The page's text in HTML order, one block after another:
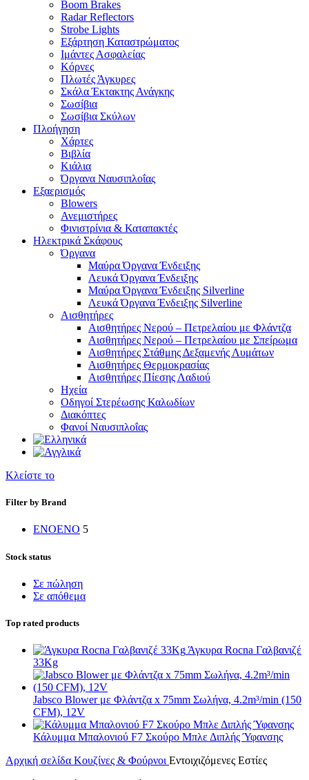
Boom Brakes
Radar Reflectors
Strobe Lights
Εξάρτηση Καταστρώματος
Ιμάντες Ασφαλείας
Κόρνες
Πλωτές Άγκυρες
Σκάλα Έκτακτης Ανάγκης
Σωσίβια
Σωσίβια Σκύλων
Πλοήγηση
Χάρτες
Βιβλία
Κιάλια
Όργανα Ναυσιπλοΐας
Εξαερισμός
Blowers
Ανεμιστήρες
Φινιστρίνια & Καταπακτές
Ηλεκτρικά Σκάφους
Όργανα
Μαύρα Όργανα Ένδειξης
Λευκά Όργανα Ένδειξης
Μαύρα Όργανα Ένδειξης Silverline
Λευκά Όργανα Ένδειξης Silverline
Αισθητήρες
Αισθητήρες Νερού – Πετρελαίου με Φλάντζα
Αισθητήρες Νερού – Πετρελαίου με Σπείρωμα
Αισθητήρες Στάθμης Δεξαμενής Λυμάτων
Αισθητήρες Θερμοκρασίας
Αισθητήρες Πίεσης Λαδιού
Ηχεία
Οδηγοί Στερέωσης Καλωδίων
Διακόπτες
Φανοί Ναυσιπλοΐας
Κλείστε το
Filter by Brand
ENOENO 5
Stock status
Σε πώληση
Σε απόθεμα
Top rated products
Άγκυρα Rocna Γαλβανιζέ
33Kg
Jabsco Blower με Φλάντζα x 75mm Σωλήνα, 4.2m³/min (150
CFM), 12V
Κάλυμμα Μπαλονιού F7 Σκούρο Μπλε Διπλής Ύφανσης
Αρχική σελίδα Κουζίνες & Φούρνοι Εντοιχιζόμενες Εστίες